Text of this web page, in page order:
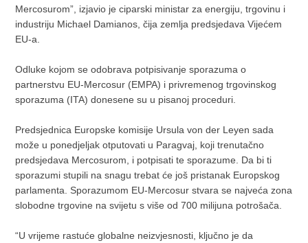
Mercosurom”, izjavio je ciparski ministar za energiju, trgovinu i
industriju Michael Damianos, čija zemlja predsjedava Vijećem
EU-a.
Odluke kojom se odobrava potpisivanje sporazuma o
partnerstvu EU-Mercosur (EMPA) i privremenog trgovinskog
sporazuma (ITA) donesene su u pisanoj proceduri.
Predsjednica Europske komisije Ursula von der Leyen sada
može u ponedjeljak otputovati u Paragvaj, koji trenutačno
predsjedava Mercosurom, i potpisati te sporazume. Da bi ti
sporazumi stupili na snagu trebat će još pristanak Europskog
parlamenta. Sporazumom EU-Mercosur stvara se najveća zona
slobodne trgovine na svijetu s više od 700 milijuna potrošača.
“U vrijeme rastuće globalne neizvjesnosti, ključno je da